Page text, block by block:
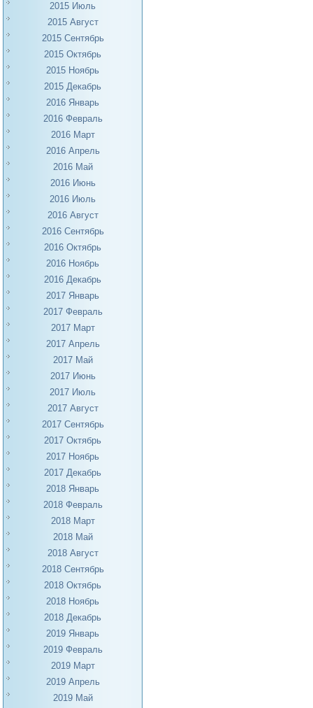
2015 Июль
2015 Август
2015 Сентябрь
2015 Октябрь
2015 Ноябрь
2015 Декабрь
2016 Январь
2016 Февраль
2016 Март
2016 Апрель
2016 Май
2016 Июнь
2016 Июль
2016 Август
2016 Сентябрь
2016 Октябрь
2016 Ноябрь
2016 Декабрь
2017 Январь
2017 Февраль
2017 Март
2017 Апрель
2017 Май
2017 Июнь
2017 Июль
2017 Август
2017 Сентябрь
2017 Октябрь
2017 Ноябрь
2017 Декабрь
2018 Январь
2018 Февраль
2018 Март
2018 Май
2018 Август
2018 Сентябрь
2018 Октябрь
2018 Ноябрь
2018 Декабрь
2019 Январь
2019 Февраль
2019 Март
2019 Апрель
2019 Май